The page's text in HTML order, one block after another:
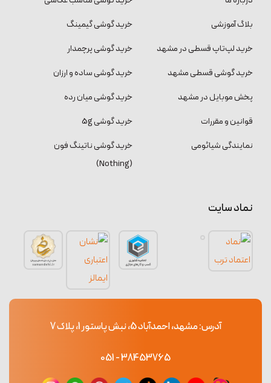
بلاگ آموزشی
خرید لپ‌تاپ قسطی در مشهد
خرید گوشی قسطی مشهد
پخش موبایل در مشهد
قوانین و مقررات
نمایندگی شیائومی
خرید گوشی گیمینگ
خرید گوشی پرچمدار
خرید گوشی ساده و ارزان
خرید گوشی میان رده
خرید گوشی 5g
خرید گوشی ناتینگ فون
(Nothing)
نماد سایت
آدرس: مشهد، احمدآباد 5، نبش پاستور 1، پلاک 7
38453765 - 051